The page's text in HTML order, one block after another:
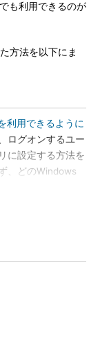
も利用できるのが
方法を以下にま
利用できるように
ログオンするユー
に設定する方法を
、どのWindows
方法では暗号化さ